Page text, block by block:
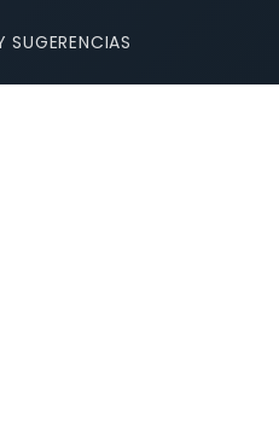
SUGERENCIAS